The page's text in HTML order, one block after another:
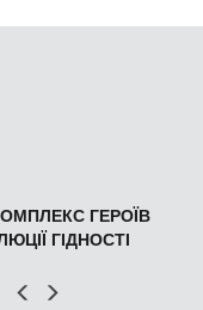
ГЕРОЇВ
ГІДНОСТІ
Prev